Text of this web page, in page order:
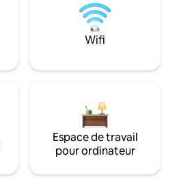
Wifi
Espace de travail
pour ordinateur